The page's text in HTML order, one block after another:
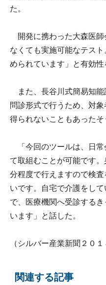
た。
開発に携わった大森医師
なくても実施可能なテス
められています」と有効性
また、長谷川式簡易知能
問診形式で行うため、対
得られないこともあったそ
「今回のツールは、日常
て取組むことが可能です
分程度で行えますので検
いです。自宅で介護をし
で、医療機関へ受診する
います」と話した。
（シルバー産業新聞２０
関連する記事